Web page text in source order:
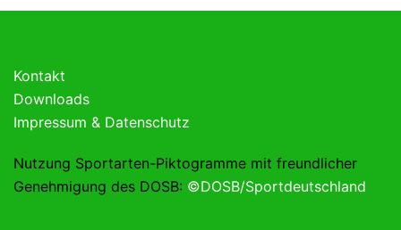
Kontakt
Downloads
Impressum & Datenschutz
Nutzung Sportarten-Piktogramme mit freundlicher
Genehmigung des DOSB: ©DOSB/Sportdeutschland